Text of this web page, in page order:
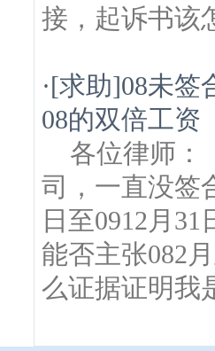
接，起诉书该
·[求助]08未签
08的双倍工资
各位律师
司，一直没签
日至0912月
能否主张082
么证据证明我